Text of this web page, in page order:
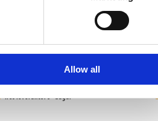
Allow all
Distansring för Audi A3.
Hos leverantör 3+ dagar